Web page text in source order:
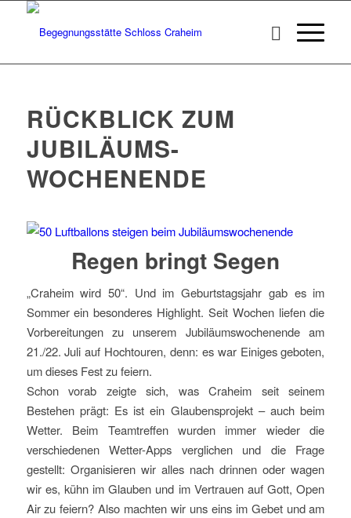
RÜCKBLICK ZUM
JUBILÄUMS-
WOCHENENDE
Regen bringt Segen
„Craheim wird 50“. Und im Geburtstagsjahr gab es im
Sommer ein besonderes Highlight. Seit Wochen liefen die
Vorbereitungen zu unserem Jubiläumswochenende am
21./22. Juli auf Hochtouren, denn: es war Einiges geboten,
um dieses Fest zu feiern.
Schon vorab zeigte sich, was Craheim seit seinem
Bestehen prägt: Es ist ein Glaubensprojekt – auch beim
Wetter. Beim Teamtreffen wurden immer wieder die
verschiedenen Wetter-Apps verglichen und die Frage
gestellt: Organisieren wir alles nach drinnen oder wagen
wir es, kühn im Glauben und im Vertrauen auf Gott, Open
Air zu feiern? Also machten wir uns eins im Gebet und am